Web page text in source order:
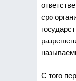
сро
С того